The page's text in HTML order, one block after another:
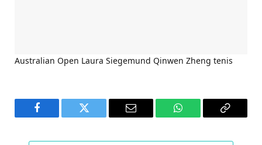
Australian Open Laura Siegemund Qinwen Zheng tenis
Facebook Twitter Email WhatsAppCopy